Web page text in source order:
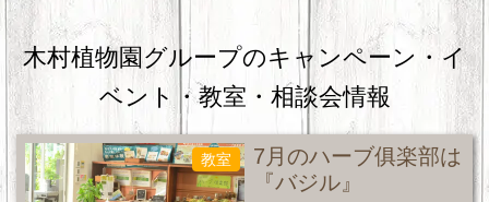
木村植物園グループのキャンペーン・イ
ベント・教室・相談会情報
教室
7月のハーブ俱楽部は
『バジル』